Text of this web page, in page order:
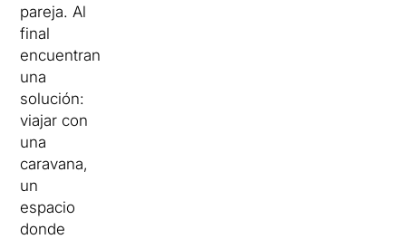
pareja. Al
final
encuentran
una
solución:
viajar con
una
caravana,
un
espacio
donde